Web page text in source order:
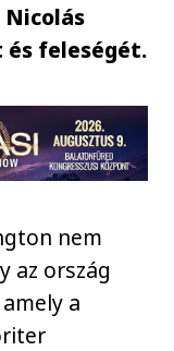
és feleségét.
nem
az ország
a